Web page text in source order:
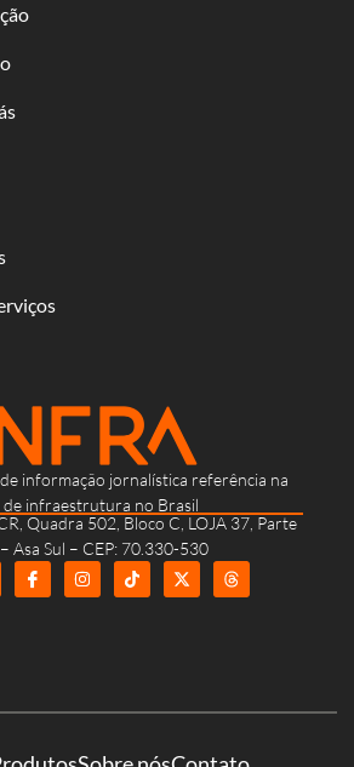
informação jornalística referência na
de infraestrutura no Brasil
Quadra 502, Bloco C, LOJA 37, Parte
Asa Sul – CEP: 70.330-530